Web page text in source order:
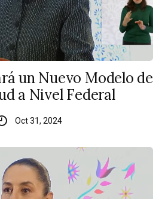
un Nuevo Modelo de
a Nivel Federal
Oct 31, 2024